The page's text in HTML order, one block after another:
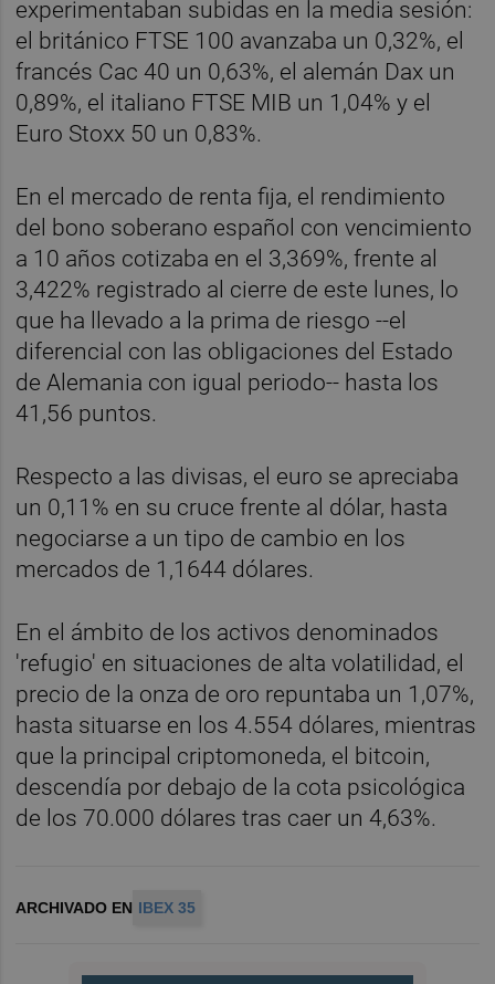
experimentaban subidas en la media sesión:
el británico FTSE 100 avanzaba un 0,32%, el
francés Cac 40 un 0,63%, el alemán Dax un
0,89%, el italiano FTSE MIB un 1,04% y el
Euro Stoxx 50 un 0,83%.
En el mercado de renta fija, el rendimiento
del bono soberano español con vencimiento
a 10 años cotizaba en el 3,369%, frente al
3,422% registrado al cierre de este lunes, lo
que ha llevado a la prima de riesgo --el
diferencial con las obligaciones del Estado
de Alemania con igual periodo-- hasta los
41,56 puntos.
Respecto a las divisas, el euro se apreciaba
un 0,11% en su cruce frente al dólar, hasta
negociarse a un tipo de cambio en los
mercados de 1,1644 dólares.
En el ámbito de los activos denominados
'refugio' en situaciones de alta volatilidad, el
precio de la onza de oro repuntaba un 1,07%,
hasta situarse en los 4.554 dólares, mientras
que la principal criptomoneda, el bitcoin,
descendía por debajo de la cota psicológica
de los 70.000 dólares tras caer un 4,63%.
ARCHIVADO EN IBEX 35